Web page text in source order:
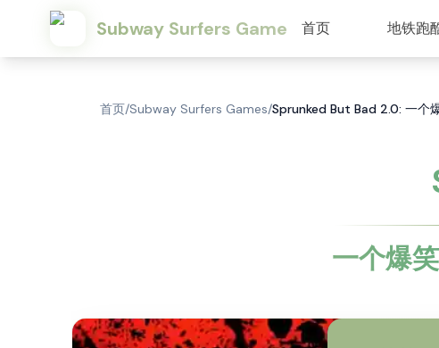
Subway Surfers Game 首页 地铁跑
首页/Subway Surfers Games/Sprunked But Bad 2.0: 一个
一个爆